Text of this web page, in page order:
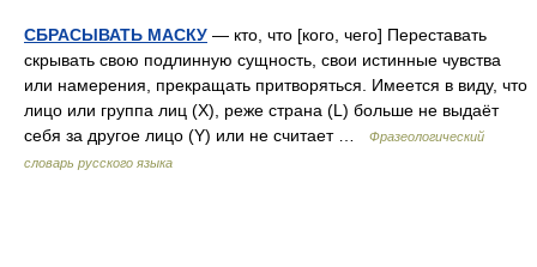
СБРАСЫВАТЬ МАСКУ — кто, что [кого, чего] Переставать
скрывать свою подлинную сущность, свои истинные чувства
или намерения, прекращать притворяться. Имеется в виду, что
лицо или группа лиц (Х), реже страна (L) больше не выдаёт
себя за другое лицо (Y) или не считает …
Фразеологический
словарь русского языка